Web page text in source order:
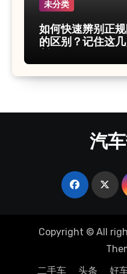
未分类
如何快速辨别正
的区别？记住这
汽
Copyright © All
二手车
头条 好